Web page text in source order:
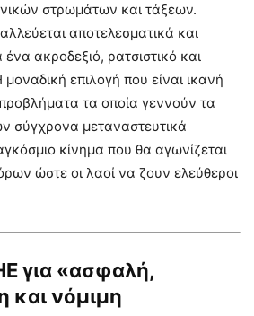
στρωμάτων και τάξεων.
αποτελεσματικά και
ακροδεξιό, ρατσιστικό και
επιλογή που είναι ικανή
τα οποία γεννούν τα
σύγχρονα μεταναστευτικά
κίνημα που θα αγωνίζεται
ώστε οι λαοί να ζουν ελεύθεροι
για «ασφαλή,
και νόμιμη